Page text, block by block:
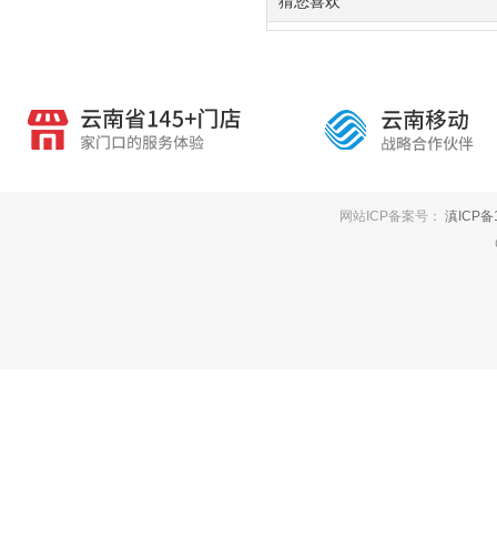
网站ICP备案号： 滇ICP